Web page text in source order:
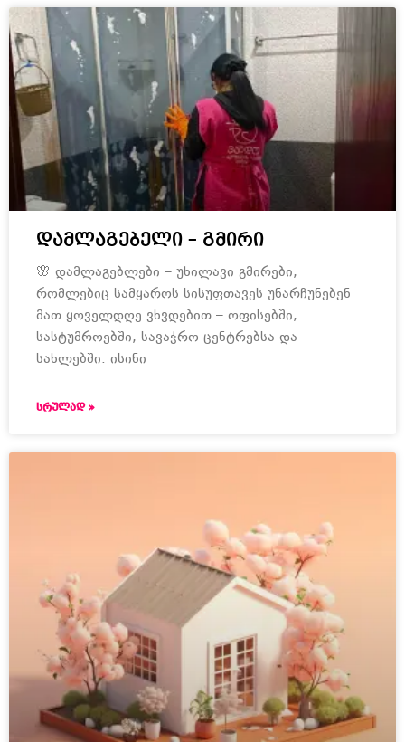
დამლაგებელი – გმირი
🌸 დამლაგებლები – უხილავი გმირები,
რომლებიც სამყაროს სისუფთავეს უნარჩუნებენ
მათ ყოველდღე ვხვდებით – ოფისებში,
სასტუმროებში, სავაჭრო ცენტრებსა და
სახლებში. ისინი
ᲡᲠᲣᲚᲐᲓ »